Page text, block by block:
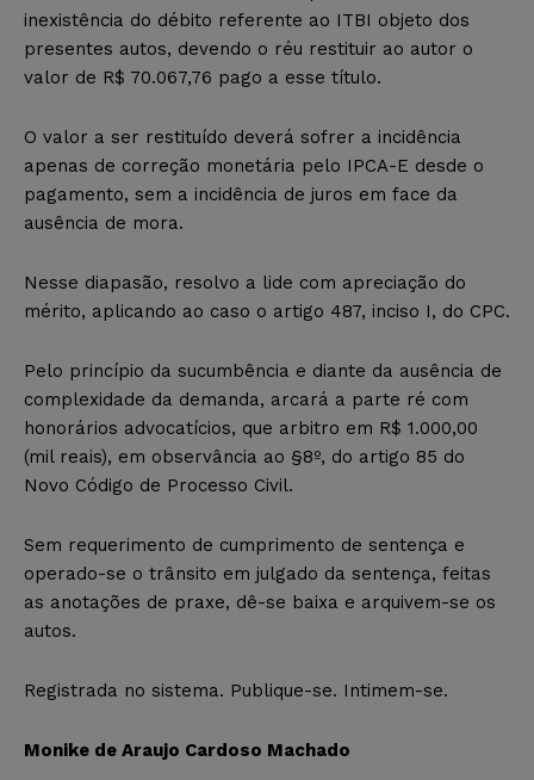
inexistência do débito referente ao ITBI objeto dos
presentes autos, devendo o réu restituir ao autor o
valor de R$ 70.067,76 pago a esse título.
O valor a ser restituído deverá sofrer a incidência
apenas de correção monetária pelo IPCA-E desde o
pagamento, sem a incidência de juros em face da
ausência de mora.
Nesse diapasão, resolvo a lide com apreciação do
mérito, aplicando ao caso o artigo 487, inciso I, do CPC.
Pelo princípio da sucumbência e diante da ausência de
complexidade da demanda, arcará a parte ré com
honorários advocatícios, que arbitro em R$ 1.000,00
(mil reais), em observância ao §8º, do artigo 85 do
Novo Código de Processo Civil.
Sem requerimento de cumprimento de sentença e
operado-se o trânsito em julgado da sentença, feitas
as anotações de praxe, dê-se baixa e arquivem-se os
autos.
Registrada no sistema. Publique-se. Intimem-se.
Monike de Araujo Cardoso Machado